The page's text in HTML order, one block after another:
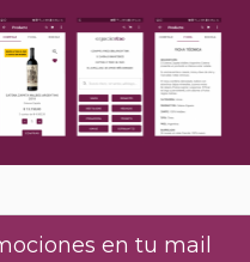
en tu mail